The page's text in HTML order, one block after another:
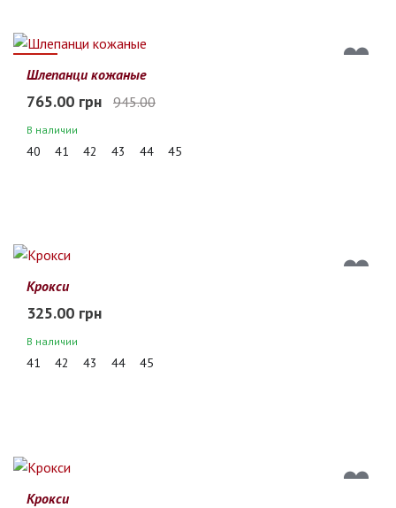
19%
Шлепанци кожаные
765.00 грн 945.00
В наличии
40 41 42 43 44 45
Крокси
325.00 грн
В наличии
41 42 43 44 45
Крокси